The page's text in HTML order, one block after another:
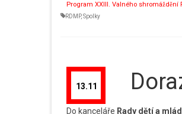
Program XXIII. Valného shromáždění
RDMP,Spolky
13.11
Do kanceláře Rady dětí a